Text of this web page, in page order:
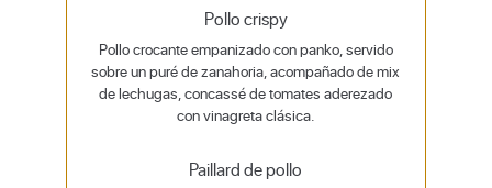
Pollo crispy
Pollo crocante empanizado con panko, servido
sobre un puré de zanahoria, acompañado de mix
de lechugas, concassé de tomates aderezado
con vinagreta clásica.
Paillard de pollo